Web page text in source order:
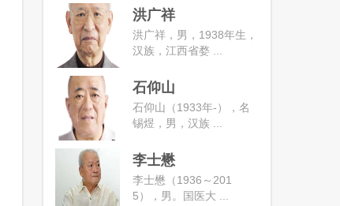
洪广祥
洪广祥，男，1938年生，
汉族，江西省婺 ...
石仰山
石仰山（1933年-），名
锡煜，男，汉族 ...
李士懋
李士懋（1936～201
5），男。国医大 ...